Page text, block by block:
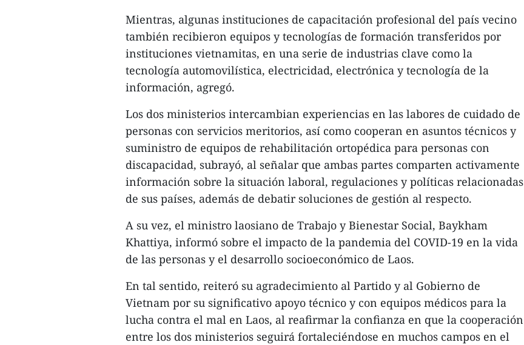
Mientras, algunas instituciones de capacitación profesional del país vecino
también recibieron equipos y tecnologías de formación transferidos por
instituciones vietnamitas, en una serie de industrias clave como la
tecnología automovilística, electricidad, electrónica y tecnología de la
información, agregó.
Los dos ministerios intercambian experiencias en las labores de cuidado de
personas con servicios meritorios, así como cooperan en asuntos técnicos y
suministro de equipos de rehabilitación ortopédica para personas con
discapacidad, subrayó, al señalar que ambas partes comparten activamente
información sobre la situación laboral, regulaciones y políticas relacionadas
de sus países, además de debatir soluciones de gestión al respecto.
A su vez, el ministro laosiano de Trabajo y Bienestar Social, Baykham
Khattiya, informó sobre el impacto de la pandemia del COVID-19 en la vida
de las personas y el desarrollo socioeconómico de Laos.
En tal sentido, reiteró su agradecimiento al Partido y al Gobierno de
Vietnam por su significativo apoyo técnico y con equipos médicos para la
lucha contra el mal en Laos, al reafirmar la confianza en que la cooperación
entre los dos ministerios seguirá fortaleciéndose en muchos campos en el